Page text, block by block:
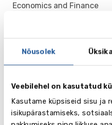
Nõusolek
Veebilehel on kasutatud
Kasutame küpsiseid sisu ja
isikupärastamiseks,
Economics and Finance
English Literature
English with Creative
Event Marketing
Events Management
Event Operations and
Fashion